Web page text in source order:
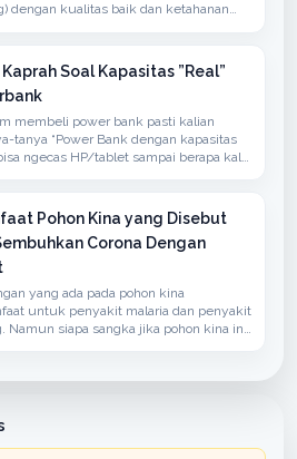
dengan kualitas baik dan ketahanan
Soal Kapasitas ”Real”
membeli power bank pasti kalian
tanya “Power Bank dengan kapasitas
ngecas HP/tablet sampai berapa kali
Pohon Kina yang Disebut
Corona Dengan
yang ada pada pohon kina
untuk penyakit malaria dan penyakit
Namun siapa sangka jika pohon kina ini